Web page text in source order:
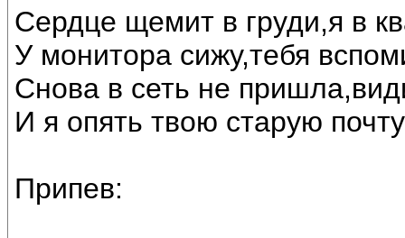
Сердце щемит в груди,я в
У монитора сижу,тебя
Снова в сеть не
И я опять твою старую
Припев: